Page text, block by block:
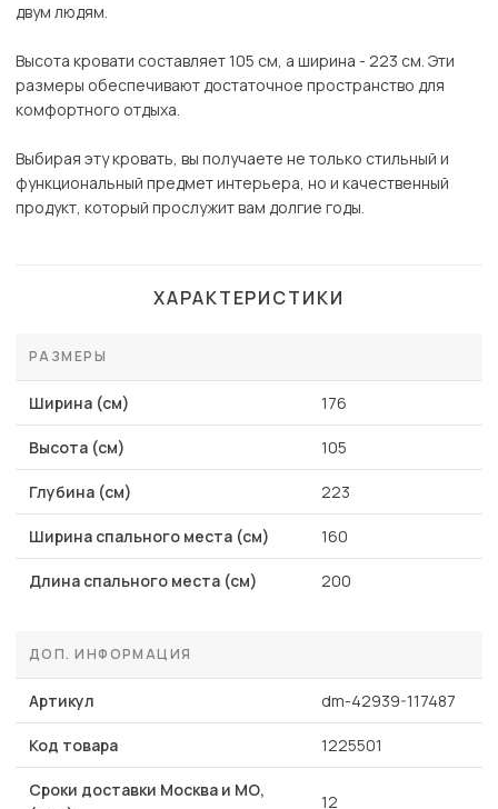
двум людям.
Высота кровати составляет 105 см, а ширина - 223 см. Эти
размеры обеспечивают достаточное пространство для
комфортного отдыха.
Выбирая эту кровать, вы получаете не только стильный и
функциональный предмет интерьера, но и качественный
продукт, который прослужит вам долгие годы.
ХАРАКТЕРИСТИКИ
РАЗМЕРЫ
Ширина (см) 176
Высота (см) 105
Глубина (см) 223
Ширина спального места (см) 160
Длина спального места (см) 200
ДОП. ИНФОРМАЦИЯ
Артикул dm-42939-117487
Код товара 1225501
Сроки доставки Москва и МО,
12